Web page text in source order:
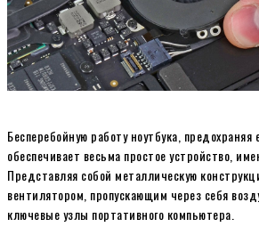
Бесперебойную работу ноутбука, предохраняя
обеспечивает весьма простое устройство,
Представляя собой металлическую
вентилятором, пропускающим через себя
ключевые узлы портативного компьютера.